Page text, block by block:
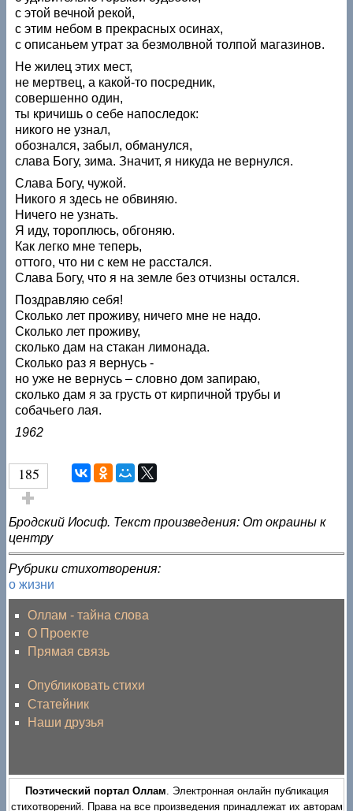
с этой вечной рекой,
с этим небом в прекрасных осинах,
с описаньем утрат за безмолвной толпой магазинов.
Не жилец этих мест,
не мертвец, а какой-то посредник,
совершенно один,
ты кричишь о себе напоследок:
никого не узнал,
обознался, забыл, обманулся,
слава Богу, зима. Значит, я никуда не вернулся.
Слава Богу, чужой.
Никого я здесь не обвиняю.
Ничего не узнать.
Я иду, тороплюсь, обгоняю.
Как легко мне теперь,
оттого, что ни с кем не расстался.
Слава Богу, что я на земле без отчизны остался.
Поздравляю себя!
Сколько лет проживу, ничего мне не надо.
Сколько лет проживу,
сколько дам на стакан лимонада.
Сколько раз я вернусь -
но уже не вернусь – словно дом запираю,
сколько дам я за грусть от кирпичной трубы и
собачьего лая.
1962
185
Голос за!
Бродский Иосиф. Текст произведения: От окраины к
центру
Рубрики стихотворения:
о жизни
Оллам - тайна слова
О Проекте
Прямая связь
Опубликовать стихи
Статейник
Наши друзья
Поэтический портал Оллам. Электронная онлайн публикация
стихотворений. Права на все произведения принадлежат их авторам